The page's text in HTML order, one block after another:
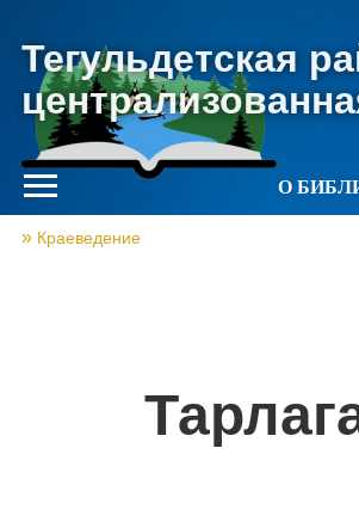
Тегульдетская
О
Краеведение